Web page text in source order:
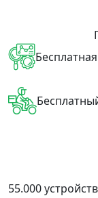
55.000 устройств